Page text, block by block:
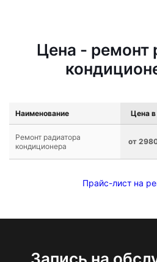
Цена - ремонт
Наименование Цена в
Ремонт радиатора
кондиционера
от
Прайс-лист на